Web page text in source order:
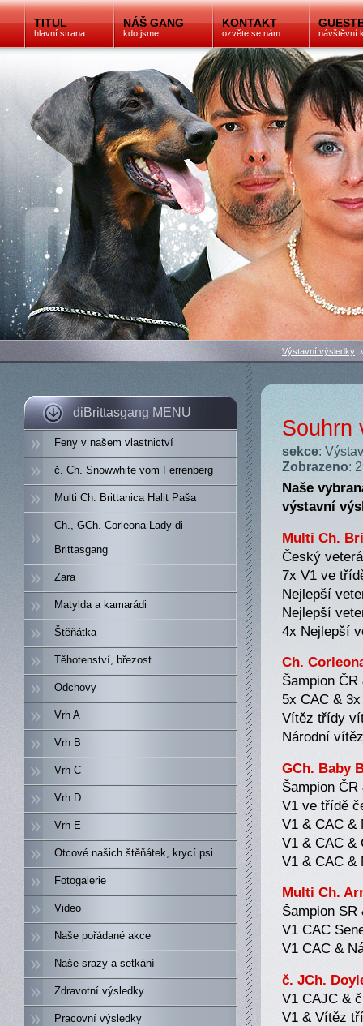
TITUL
hlavní strana
NÁŠ GANG
kdo jsme
KONTAKT
ozvěte se nám návštěvní
diBrittasgang MENU
Feny v našem vlastnictví
č. Ch. Snowwhite vom Ferrenberg
Multi Ch. Brittanica Halit Paša
Ch., GCh. Corleona Lady di
Brittasgang
Zara
Matylda a kamarádi
Štěňátka
Těhotenství, březost
Odchovy
Vrh A
Vrh B
Vrh C
Vrh D
Vrh E
Otcové našich štěňátek, krycí psi
Fotogalerie
Video
Naše pořádané akce
Naše srazy a setkání
Zdravotní výsledky
Pracovní výsledky
Výstavní výsledky
Souhrn
sekce:
Zobrazeno:
Naše
výstavní
Multi Ch.
Český
7x V1 ve
Nejlepší
Nejlepší
4x Nejlepší
Ch.
Šampion
5x CAC &
Vítěz třídy
Národní
GCh. Baby
Šampion
V1 ve třídě
V1 & CAC &
V1 & CAC &
V1 & CAC &
Multi Ch.
Šampion SR
V1 CAC
V1 CAC &
č. JCh.
V1 CAJC &
V1 & Vítěz